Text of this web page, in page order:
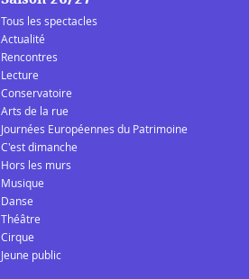
Tous les spectacles
Actualité
Rencontres
Lecture
Conservatoire
Arts de la rue
Journées Européennes du Patrimoine
C'est dimanche
Hors les murs
Musique
Danse
Théâtre
Cirque
Jeune public